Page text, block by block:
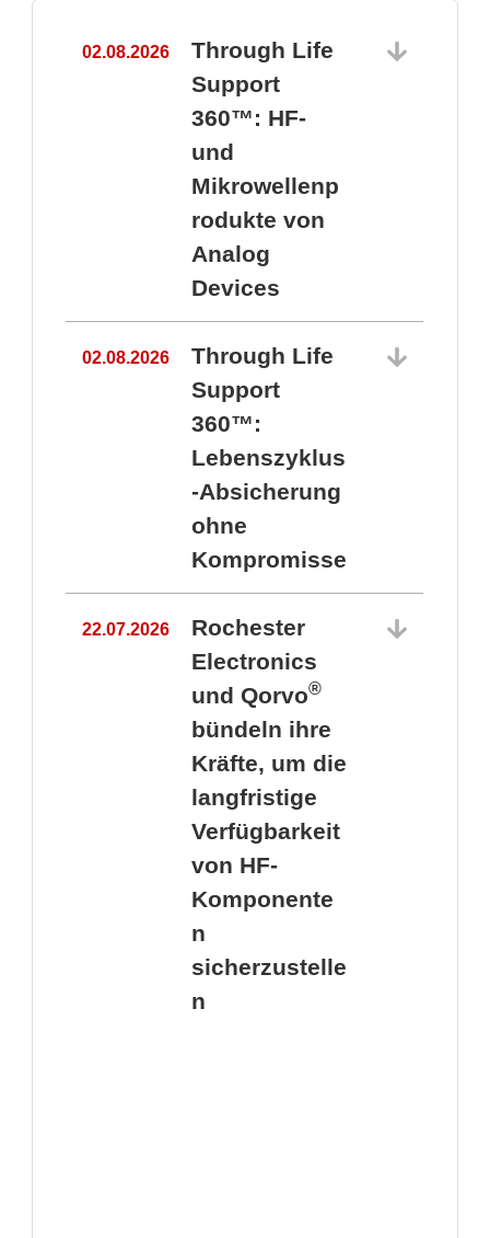
02.08.2026
Through Life
Support
360™: HF-
und
Mikrowellenp
rodukte von
Analog
Devices
02.08.2026
Through Life
Support
360™:
Lebenszyklus
-Absicherung
ohne
Kompromisse
22.07.2026
Rochester
Electronics
und Qorvo®
bündeln ihre
Kräfte, um die
langfristige
Verfügbarkeit
von HF-
Komponente
n
sicherzustelle
n